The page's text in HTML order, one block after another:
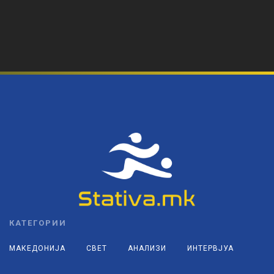
КАТЕГОРИИ
МАКЕДОНИЈА СВЕТ АНАЛИЗИ ИНТЕРВЈУА